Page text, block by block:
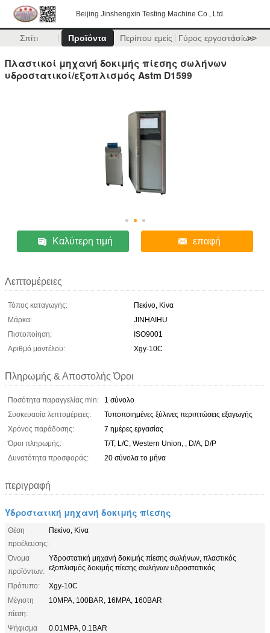
Beijing Jinshengxin Testing Machine Co., Ltd.
Σπίτι Προϊόντα Περίπου εμείς Γύρος εργοστασίων
>>
Πλαστικοί μηχανή δοκιμής πίεσης σωλήνων
υδροστατικοί/εξοπλισμός Astm D1599
Καλύτερη τιμή επαφή
Λεπτομέρειες
Τόπος καταγωγής:
Πεκίνο, Κίνα
Μάρκα:
JINHAIHU
Πιστοποίηση:
ISO9001
Αριθμό μοντέλου:
Xgy-10C
Πληρωμής & Αποστολής Όροι
Ποσότητα παραγγελίας min:
1 σύνολο
Συσκευασία λεπτομέρειες:
Τυποποιημένες ξύλινες περιπτώσεις εξαγωγής
Χρόνος παράδοσης:
7 ημέρες εργασίας
Όροι πληρωμής:
T/T, L/C, Western Union, , D/A, D/P
Δυνατότητα προσφοράς:
20 σύνολα το μήνα
περιγραφή
Υδροστατική μηχανή δοκιμής πίεσης
Θέση
προέλευσης:
Πεκίνο, Κίνα
Όνομα
προϊόντων:
Υδροστατική μηχανή δοκιμής πίεσης σωλήνων, πλαστικός
εξοπλισμός δοκιμής πίεσης σωλήνων υδροστατικός
Πρότυπο:
Xgy-10C
Μέγιστη
πίεση:
10MPA, 100BAR, 16MPA, 160BAR
Ψήφισμα
0.01MPA, 0.1BAR